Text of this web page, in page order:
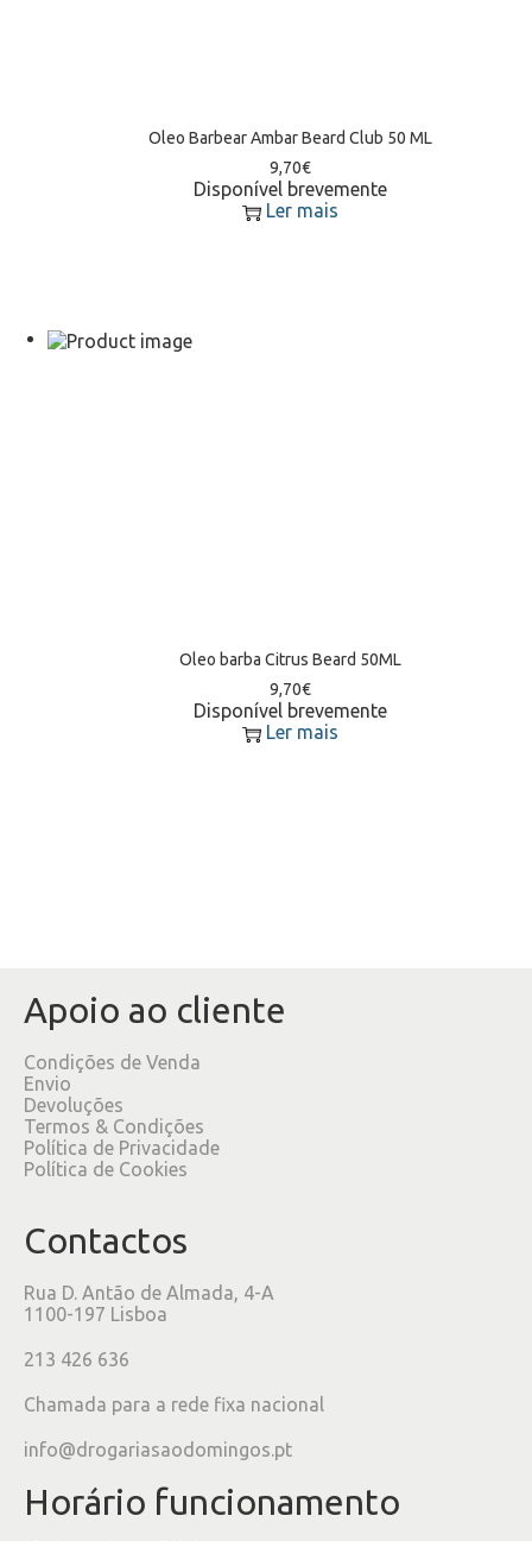
Oleo Barbear Ambar Beard Club 50 ML
9,70€
Disponível brevemente
Ler mais
Oleo barba Citrus Beard 50ML
9,70€
Disponível brevemente
Ler mais
Apoio ao cliente
Condições de Venda
Envio
Devoluções
Termos & Condições
Política de Privacidade
Política de Cookies
Contactos
Rua D. Antão de Almada, 4-A
1100-197 Lisboa
213 426 636
Chamada para a rede fixa nacional
info@drogariasaodomingos.pt
Horário funcionamento